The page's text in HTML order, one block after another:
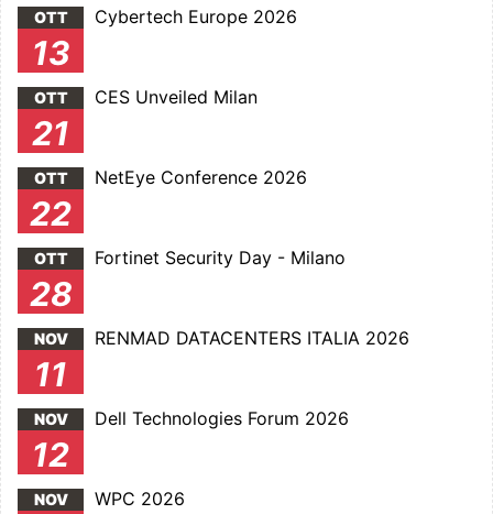
OTT
13
Cybertech Europe 2026
OTT
21
CES Unveiled Milan
OTT
22
NetEye Conference 2026
OTT
28
Fortinet Security Day - Milano
NOV
11
RENMAD DATACENTERS ITALIA 2026
NOV
12
Dell Technologies Forum 2026
NOV WPC 2026